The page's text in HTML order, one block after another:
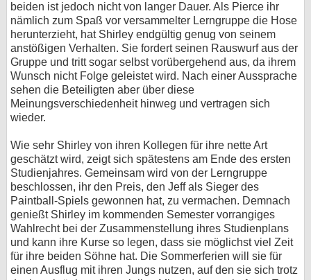
beiden ist jedoch nicht von langer Dauer. Als Pierce ihr
nämlich zum Spaß vor versammelter Lerngruppe die Hose
herunterzieht, hat Shirley endgültig genug von seinem
anstößigen Verhalten. Sie fordert seinen Rauswurf aus der
Gruppe und tritt sogar selbst vorübergehend aus, da ihrem
Wunsch nicht Folge geleistet wird. Nach einer Aussprache
sehen die Beteiligten aber über diese
Meinungsverschiedenheit hinweg und vertragen sich
wieder.
Wie sehr Shirley von ihren Kollegen für ihre nette Art
geschätzt wird, zeigt sich spätestens am Ende des ersten
Studienjahres. Gemeinsam wird von der Lerngruppe
beschlossen, ihr den Preis, den Jeff als Sieger des
Paintball-Spiels gewonnen hat, zu vermachen. Demnach
genießt Shirley im kommenden Semester vorrangiges
Wahlrecht bei der Zusammenstellung ihres Studienplans
und kann ihre Kurse so legen, dass sie möglichst viel Zeit
für ihre beiden Söhne hat. Die Sommerferien will sie für
einen Ausflug mit ihren Jungs nutzen, auf den sie sich trotz